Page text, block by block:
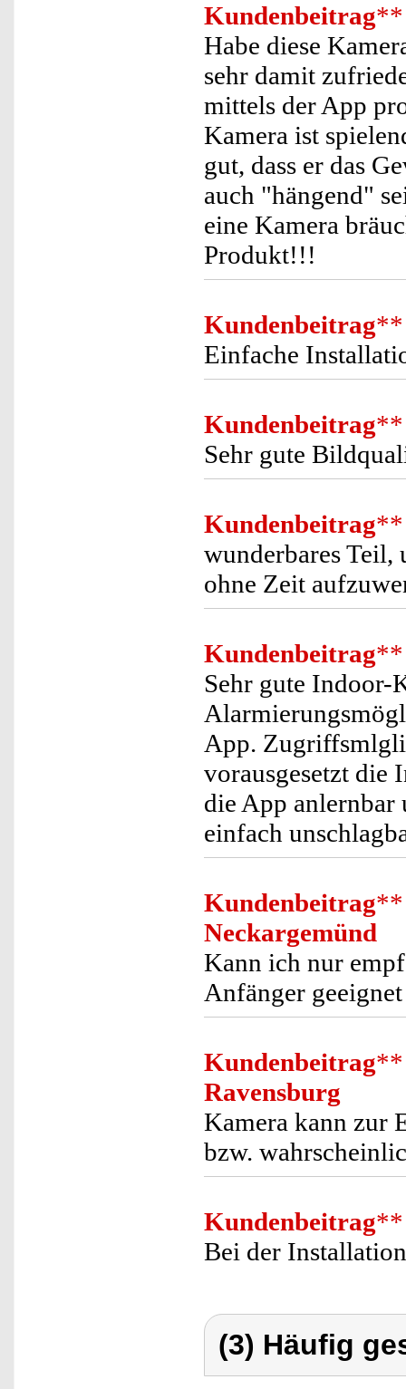
Kundenbeitrag**
Habe diese
sehr damit
mittels der App
Kamera ist
gut, dass er das
auch "hängend"
eine Kamera
Produkt!!!
Kundenbeitrag**
Einfache
Kundenbeitrag**
Sehr gute
Kundenbeitrag**
wunderbares Teil,
ohne Zeit
Kundenbeitrag**
Sehr gute Indoor-
App.
vorausgesetzt die
die App anlernbar
einfach
Kundenbeitrag**
Neckargemünd
Kann ich nur
Anfänger geeignet
Kundenbeitrag**
Ravensburg
Kamera kann zur
bzw.
Kundenbeitrag**
Bei der
(3) Häufig